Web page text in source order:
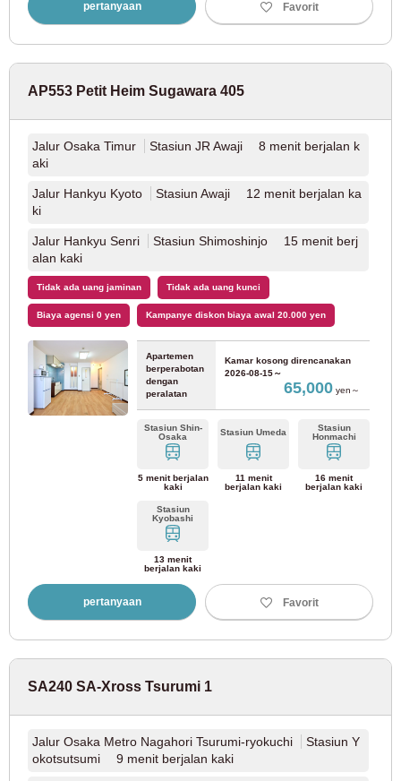
pertanyaan Favorit
AP553 Petit Heim Sugawara 405
Jalur Osaka Timur
Stasiun JR Awaji 8 menit berjalan k
aki
Jalur Hankyu Kyoto
Stasiun Awaji 12 menit berjalan ka
ki
Jalur Hankyu Senri
Stasiun Shimoshinjo 15 menit berj
alan kaki
Tidak ada uang jaminan Tidak ada uang kunci
Biaya agensi 0 yen Kampanye diskon biaya awal 20.000 yen
Apartemen
berperabotan
dengan
peralatan
Kamar kosong direncanakan
2026-08-15～
65,000yen～
Stasiun Shin-
Osaka
5 menit berjalan
kaki
Stasiun Umeda
11 menit
berjalan kaki
Stasiun
Honmachi
16 menit
berjalan kaki
Stasiun
Kyobashi
13 menit
berjalan kaki
pertanyaan Favorit
SA240 SA-Xross Tsurumi 1
Jalur Osaka Metro Nagahori Tsurumi-ryokuchi
Stasiun Y
okotsutsumi 9 menit berjalan kaki
Kereta Listrik Hanshin
Hanshin Main Line (9)
Perusahaan Hankyu
Lini Hankyu Kobe
Fukuoka
JR Kyushu
Jalur Utama JR Kagoshima (68)
Biro Transportasi Kota Fukuoka
Jalur Bandara Subway Kota Fukuoka
Jalur Nanakuma Kereta Bawah Tanah Kota
Kereta Api Jepang Barat